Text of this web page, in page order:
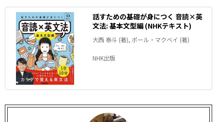
話すための基礎が身につく 音読×英
文法: 基本文型編 (NHKテキスト)
大西 泰斗 (著), ポール・マクベイ (著)
NHK出版